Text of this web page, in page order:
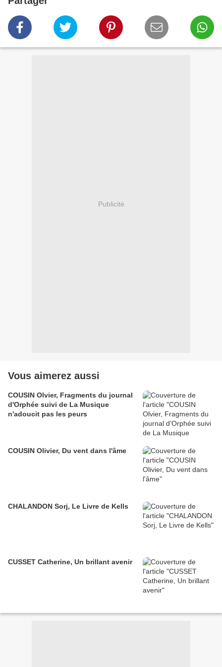
Publicité
Vous aimerez aussi
COUSIN Olvier, Fragments du journal
d'Orphée suivi de La Musique
n'adoucit pas les peurs
COUSIN Olivier, Du vent dans l'âme
CHALANDON Sorj, Le Livre de Kells
CUSSET Catherine, Un brillant avenir